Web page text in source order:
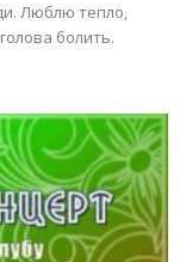
Люблю тепло,
болить.